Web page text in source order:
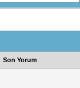
Son Yorum